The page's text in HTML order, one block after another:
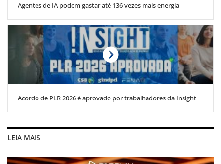
Agentes de IA podem gastar até 136 vezes mais energia
Acordo de PLR 2026 é aprovado por trabalhadores da Insight
LEIA MAIS